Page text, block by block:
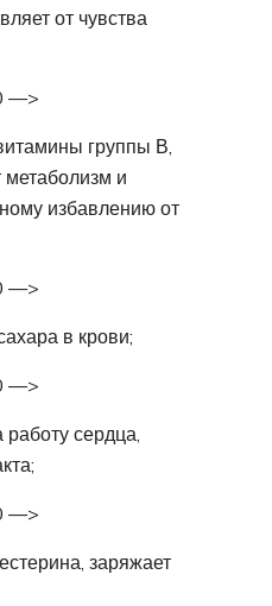
от чувства
—>
группы В,
метаболизм и
избавлению от
—>
в крови;
—>
сердца,
—>
заряжает